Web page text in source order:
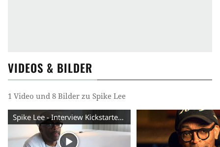
VIDEOS & BILDER
1 Video und 8 Bilder zu Spike Lee
Spike Lee - Interview Kickstarter (English) HD